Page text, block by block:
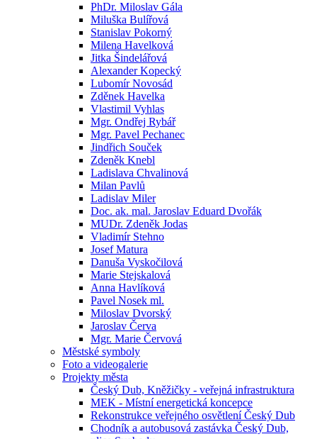
PhDr. Miloslav Gála
Miluška Bulířová
Stanislav Pokorný
Milena Havelková
Jitka Šindelářová
Alexander Kopecký
Lubomír Novosád
Zděnek Havelka
Vlastimil Vyhlas
Mgr. Ondřej Rybář
Mgr. Pavel Pechanec
Jindřich Souček
Zdeněk Knebl
Ladislava Chvalinová
Milan Pavlů
Ladislav Miler
Doc. ak. mal. Jaroslav Eduard Dvořák
MUDr. Zdeněk Jodas
Vladimír Stehno
Josef Matura
Danuša Vyskočilová
Marie Stejskalová
Anna Havlíková
Pavel Nosek ml.
Miloslav Dvorský
Jaroslav Červa
Mgr. Marie Červová
Městské symboly
Foto a videogalerie
Projekty města
Český Dub, Kněžičky - veřejná infrastruktura
MEK - Místní energetická koncepce
Rekonstrukce veřejného osvětlení Český Dub
Chodník a autobusová zastávka Český Dub,